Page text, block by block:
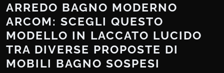
ARREDO BAGNO MODERNO
ARCOM: SCEGLI QUESTO
MODELLO IN LACCATO LUCIDO
TRA DIVERSE PROPOSTE DI
MOBILI BAGNO SOSPESI